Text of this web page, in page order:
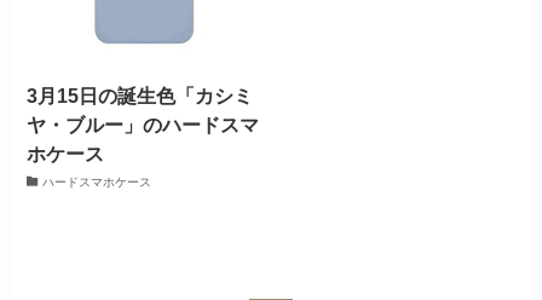
3月15日の誕生色「カシミ
ヤ・ブルー」のハードスマ
ホケース
ハードスマホケース